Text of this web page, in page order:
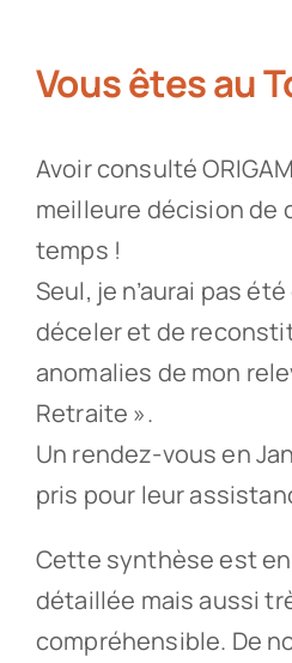
Vous êtes au
Avoir consulté
meilleure décision de
temps !
Seul, je n’aurai pas
déceler et de
anomalies de mon
Retraite ».
Un rendez-vous en
pris pour leur
Cette synthèse est
détaillée mais aussi
compréhensible. De